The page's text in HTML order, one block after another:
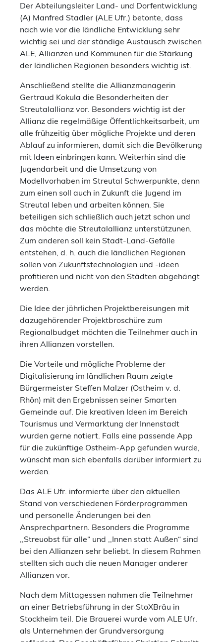
Der Abteilungsleiter Land- und Dorfentwicklung
(A) Manfred Stadler (ALE Ufr.) betonte, dass
nach wie vor die ländliche Entwicklung sehr
wichtig sei und der ständige Austausch zwischen
ALE, Allianzen und Kommunen für die Stärkung
der ländlichen Regionen besonders wichtig ist.
Anschließend stellte die Allianzmanagerin
Gertraud Kokula die Besonderheiten der
Streutalallianz vor. Besonders wichtig ist der
Allianz die regelmäßige Öffentlichkeitsarbeit, um
alle frühzeitig über mögliche Projekte und deren
Ablauf zu informieren, damit sich die Bevölkerung
mit Ideen einbringen kann. Weiterhin sind die
Jugendarbeit und die Umsetzung von
Modellvorhaben im Streutal Schwerpunkte, denn
zum einen soll auch in Zukunft die Jugend im
Streutal leben und arbeiten können. Sie
beteiligen sich schließlich auch jetzt schon und
das möchte die Streutalallianz unterstützunen.
Zum anderen soll kein Stadt-Land-Gefälle
entstehen, d. h. auch die ländlichen Regionen
sollen von Zukunftstechnologien und -ideen
profitieren und nicht von den Städten abgehängt
werden.
Die Idee der jährlichen Projektbereisungen mit
dazugehörender Projektbroschüre zum
Regionalbudget möchten die Teilnehmer auch in
ihren Allianzen vorstellen.
Die Vorteile und mögliche Probleme der
Digitalisierung im ländlichen Raum zeigte
Bürgermeister Steffen Malzer (Ostheim v. d.
Rhön) mit den Ergebnissen seiner Smarten
Gemeinde auf. Die kreativen Ideen im Bereich
Tourismus und Vermarktung der Innenstadt
wurden gerne notiert. Falls eine passende App
für die zukünftige Ostheim-App gefunden wurde,
wünscht man sich ebenfalls darüber informiert zu
werden.
Das ALE Ufr. informierte über den aktuellen
Stand von verschiedenen Förderprogrammen
und personelle Änderungen bei den
Ansprechpartnern. Besonders die Programme
,,Streuobst für alle“ und ,,Innen statt Außen“ sind
bei den Allianzen sehr beliebt. In diesem Rahmen
stellten sich auch die neuen Manager anderer
Allianzen vor.
Nach dem Mittagessen nahmen die Teilnehmer
an einer Betriebsführung in der StoXBräu in
Stockheim teil. Die Brauerei wurde vom ALE Ufr.
als Unternehmen der Grundversorgung